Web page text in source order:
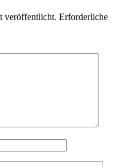
veröffentlicht. Erforderliche